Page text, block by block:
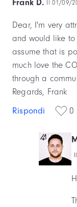
Frank D. Il 01/09/
Dear, I'm very
and would like to
assume that is
much love the
through a
Regards, Frank
Rispondi
0